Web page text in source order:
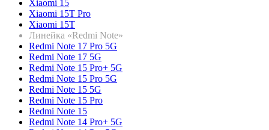
Xiaomi 15
Xiaomi 15T Pro
Xiaomi 15T
Линейка «Redmi Note»
Redmi Note 17 Pro 5G
Redmi Note 17 5G
Redmi Note 15 Pro+ 5G
Redmi Note 15 Pro 5G
Redmi Note 15 5G
Redmi Note 15 Pro
Redmi Note 15
Redmi Note 14 Pro+ 5G